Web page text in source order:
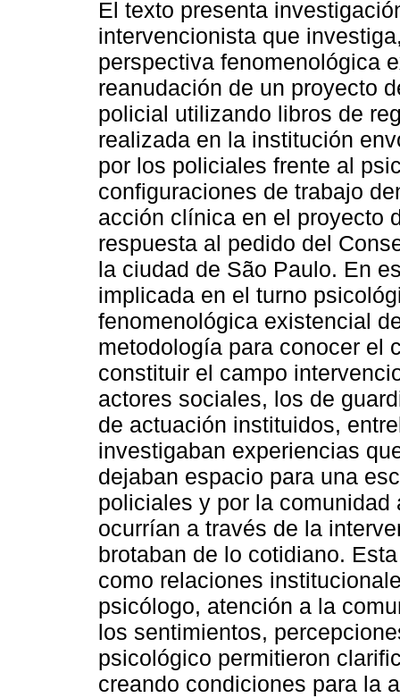
El texto presenta
intervencionista que
perspectiva fenomenológica
reanudación de un proyecto
policial utilizando libros de
realizada en la institución
por los policiales frente al
configuraciones de trabajo
acción clínica en el proyecto
respuesta al pedido del
la ciudad de São Paulo. En
implicada en el turno
fenomenológica existencial
metodología para conocer el
constituir el campo
actores sociales, los de
de actuación instituidos,
investigaban experiencias
dejaban espacio para una
policiales y por la
ocurrían a través de la
brotaban de lo cotidiano.
como relaciones
psicólogo, atención a la
los sentimientos,
psicológico permitieron
creando condiciones para la